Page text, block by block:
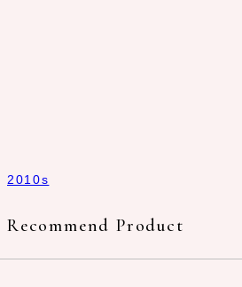
2010s
Recommend Product